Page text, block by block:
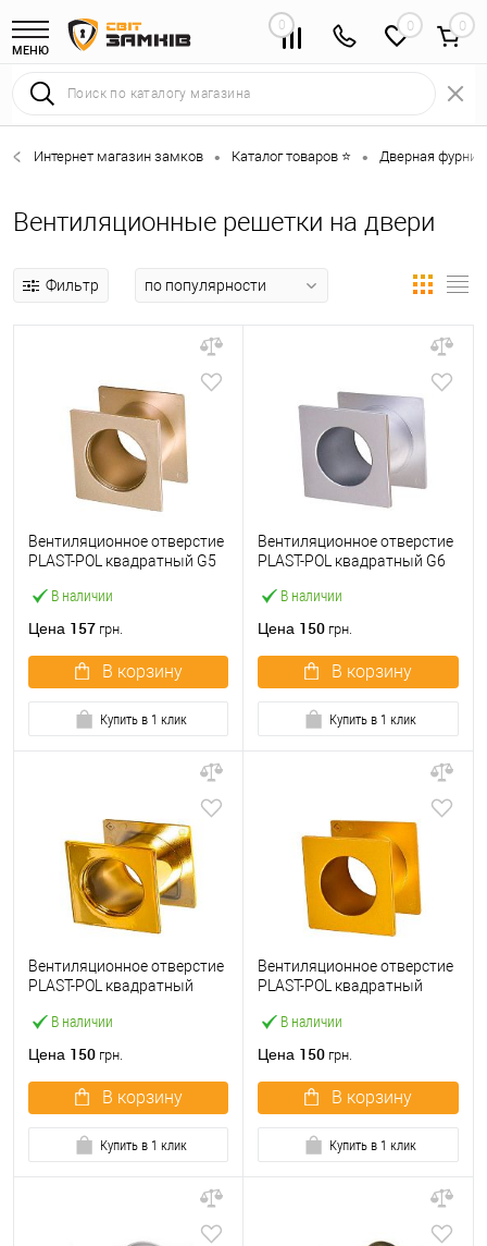
МЕНЮ
0 0
Интернет магазин замков • Каталог товаров ⭐ • Дверная
Вентиляционные решетки на двери
Фильтр
В наличии
Вентиляционное отверстие
PLAST-POL квадратный G5
Цена 157 грн.
В корзину
Купить в 1 клик
В наличии
Вентиляционное отверстие
PLAST-POL квадратный G6
Цена 150 грн.
В корзину
Купить в 1 клик
В наличии
Вентиляционное отверстие
PLAST-POL квадратный
Цена 150 грн.
В корзину
Купить в 1 клик
В наличии
Вентиляционное отверстие
PLAST-POL квадратный
Цена 150 грн.
В корзину
Купить в 1 клик